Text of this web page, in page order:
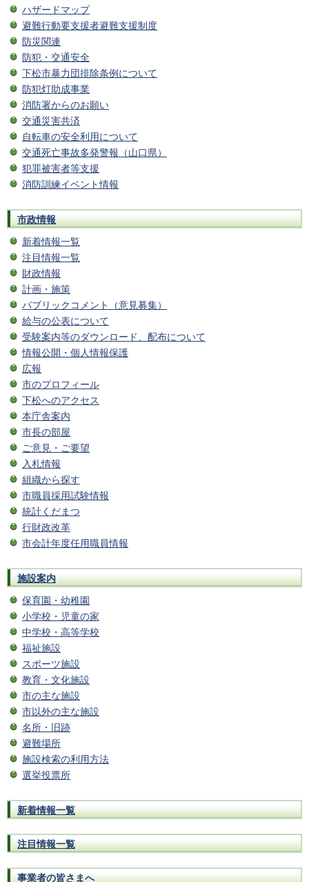
ハザードマップ
避難行動要支援者避難支援制度
防災関連
防犯・交通安全
下松市暴力団排除条例について
防犯灯助成事業
消防署からのお願い
交通災害共済
自転車の安全利用について
交通死亡事故多発警報（山口県）
犯罪被害者等支援
消防訓練イベント情報
市政情報
新着情報一覧
注目情報一覧
財政情報
計画・施策
パブリックコメント（意見募集）
給与の公表について
受験案内等のダウンロード、配布について
情報公開・個人情報保護
広報
市のプロフィール
下松へのアクセス
本庁舎案内
市長の部屋
ご意見・ご要望
入札情報
組織から探す
市職員採用試験情報
統計くだまつ
行財政改革
市会計年度任用職員情報
施設案内
保育園・幼稚園
小学校・児童の家
中学校・高等学校
福祉施設
スポーツ施設
教育・文化施設
市の主な施設
市以外の主な施設
名所・旧跡
避難場所
施設検索の利用方法
選挙投票所
新着情報一覧
注目情報一覧
事業者の皆さまへ